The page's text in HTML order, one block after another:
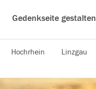
Gedenkseite gestalten
Hochrhein Linzgau